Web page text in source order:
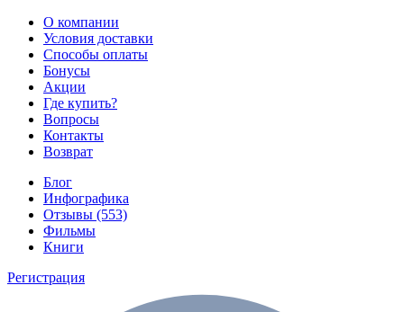
О компании
Условия доставки
Способы оплаты
Бонусы
Акции
Где купить?
Вопросы
Контакты
Возврат
Блог
Инфографика
Отзывы (553)
Фильмы
Книги
Регистрация